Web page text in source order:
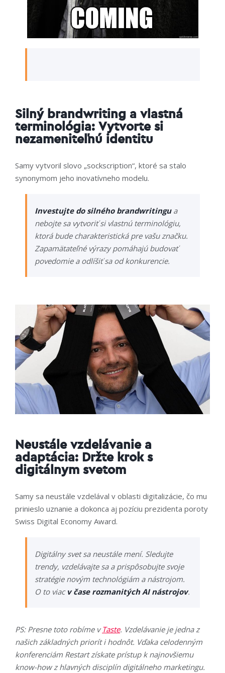
Silný brandwriting a vlastná
terminológia: Vytvorte si
nezameniteľnú identitu
Samy vytvoril slovo „sockscription“, ktoré sa stalo
synonymom jeho inovatívneho modelu.
Investujte do silného brandwritingua
nebojte sa vytvoriť si vlastnú terminológiu,
ktorá bude charakteristická pre vašu značku.
Zapamätateľné výrazy pomáhajú budovať
povedomie a odlíšiť sa od konkurencie.
Neustále vzdelávanie a
adaptácia: Držte krok s
digitálnym svetom
Samy sa neustále vzdelával v oblasti digitalizácie, čo mu
prinieslo uznanie a dokonca aj pozíciu prezidenta poroty
Swiss Digital Economy Award.
Digitálny svet sa neustále mení. Sledujte
trendy, vzdelávajte sa a prispôsobujte svoje
stratégie novým technológiám a nástrojom.
O to viac v čase rozmanitých AI nástrojov.
PS: Presne toto robíme vTaste. Vzdelávanie je jedna z
našich základných priorít i hodnôt. Vďaka celodenným
konferenciám Restart získate prístup k najnovšiemu
know-how z hlavných disciplín digitálneho marketingu.